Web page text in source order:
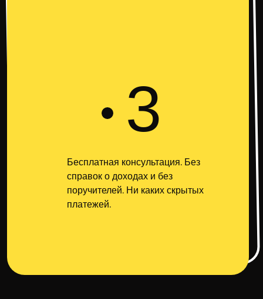
3
Бесплатная консультация. Без
справок о доходах и без
поручителей. Ни каких скрытых
платежей.